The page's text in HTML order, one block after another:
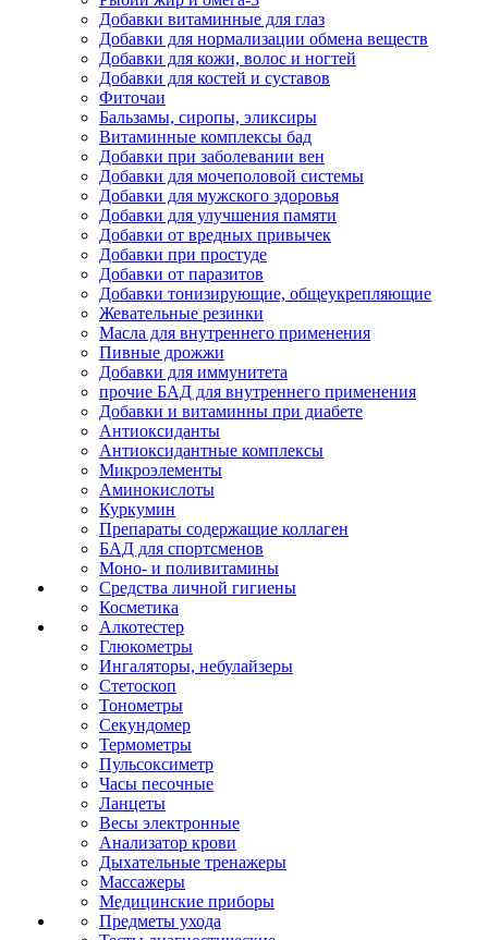
Добавки витаминные для глаз
Добавки для нормализации обмена веществ
Добавки для кожи, волос и ногтей
Добавки для костей и суставов
Фиточаи
Бальзамы, сиропы, эликсиры
Витаминные комплексы бад
Добавки при заболевании вен
Добавки для мочеполовой системы
Добавки для мужского здоровья
Добавки для улучшения памяти
Добавки от вредных привычек
Добавки при простуде
Добавки от паразитов
Добавки тонизирующие, общеукрепляющие
Жевательные резинки
Масла для внутреннего применения
Пивные дрожжи
Добавки для иммунитета
прочие БАД для внутреннего применения
Добавки и витаминны при диабете
Антиоксиданты
Антиоксидантные комплексы
Микроэлементы
Аминокислоты
Куркумин
Препараты содержащие коллаген
БАД для спортсменов
Моно- и поливитамины
Средства личной гигиены
Косметика
Алкотестер
Глюкометры
Ингаляторы, небулайзеры
Стетоскоп
Тонометры
Секундомер
Термометры
Пульсоксиметр
Часы песочные
Ланцеты
Весы электронные
Анализатор крови
Дыхательные тренажеры
Массажеры
Медицинские приборы
Предметы ухода